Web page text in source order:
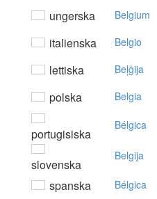
ungerska Belgium
italienska Belgio
lettiska Beļģija
polska Belgia
portugisiska
Bélgica
slovenska
Belgija
spanska Bélgica